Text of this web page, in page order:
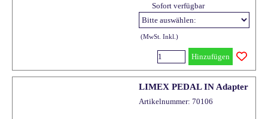
*Nur bei Funkbetrieb möglich
Adapter für das LIMEX Fußpedal
FP2
Somit ist bei Spielen mit Funk
keine weitere Kabelverbindung
nötig.
Sofort verfügbar
(MwSt. Inkl.)
Hinzufügen
LIMEX PEDAL IN Adapter
Artikelnummer: 70106